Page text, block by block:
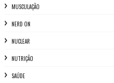
MUSCULAÇÃO
NERD ON
NUCLEAR
NUTRIÇÃO
SAÚDE